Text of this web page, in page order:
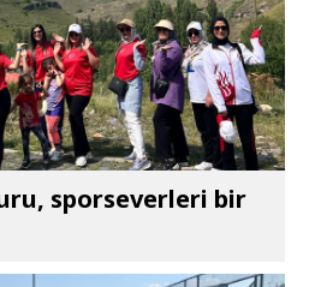
sporseverleri bir